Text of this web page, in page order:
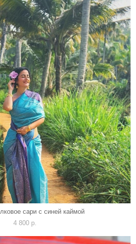
сари с синей каймой
4 800 p.